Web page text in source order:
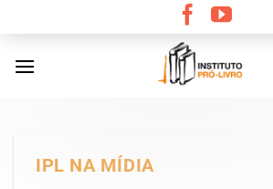
content
IPL NA MÍDIA